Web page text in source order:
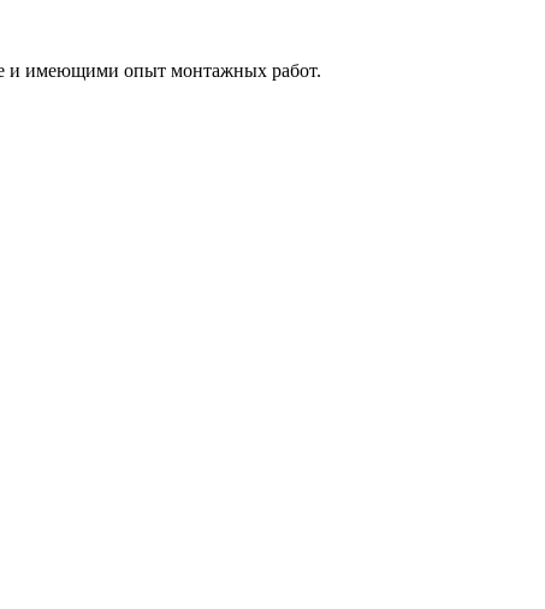
и имеющими опыт монтажных работ.